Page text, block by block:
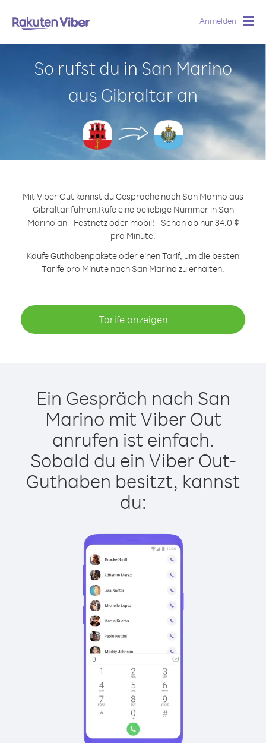
Anmelden
So rufst du in San Marino
aus Gibraltar an
Mit Viber Out kannst du Gespräche nach San Marino aus
Gibraltar führen.Rufe eine beliebige Nummer in San
Marino an - Festnetz oder mobil! - Schon ab nur 34.0 ¢
pro Minute.
Kaufe Guthabenpakete oder einen Tarif, um die besten
Tarife pro Minute nach San Marino zu erhalten.
Tarife anzeigen
Ein Gespräch nach San
Marino mit Viber Out
anrufen ist einfach.
Sobald du ein Viber Out-
Guthaben besitzt, kannst
du: